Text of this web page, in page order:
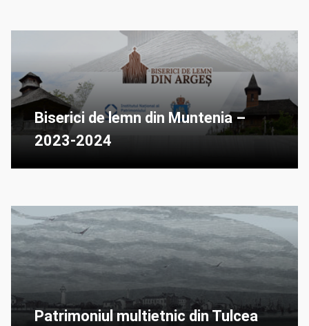
Biserici de lemn din Muntenia –
2023-2024
Patrimoniul multietnic din Tulcea